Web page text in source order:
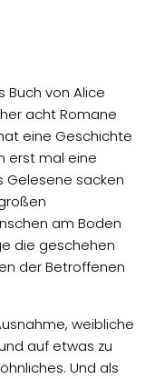
Buch von Alice
acht Romane
eine Geschichte
erst mal eine
Gelesene sacken
am Boden
die geschehen
der Betroffenen
weibliche
auf etwas zu
Und als